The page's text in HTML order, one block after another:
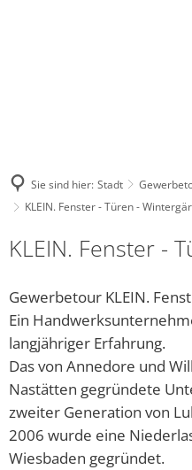
Stadtrat und
Friedhof
Bürgerservice
Grillhütte
Kinocenter
Unsere
Sie sind hier: Stadt
KLEIN. Fenster - Türen -
KLEIN. Fenster -
Gewerbetour KLEIN.
Ein
langjähriger Erfahrung.
Das von Annedore und
Nastätten gegründete
zweiter Generation von
2006 wurde eine
Wiesbaden gegründet.